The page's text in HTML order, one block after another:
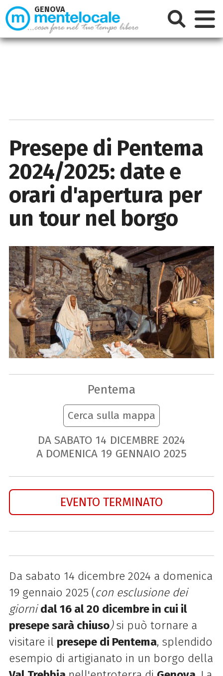
Presepe di Pentema
2024/2025: date e
orari d'apertura per
un tour nel borgo
Pentema
Cerca sulla mappa
DA SABATO 14 DICEMBRE 2024
A DOMENICA 19 GENNAIO 2025
EVENTO TERMINATO
Da sabato 14 dicembre 2024 a domenica
19 gennaio 2025 (con esclusione dei
giornidal 16 al 20 dicembre in cui il
presepe sarà chiuso)si può tornare a
visitare il presepe di Pentema, splendido
esempio di artigianato in un borgo della
GENOVA